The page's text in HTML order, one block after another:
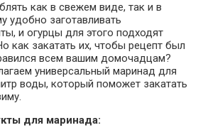
как в свежем виде, так и в
удобно заготавливать
и огурцы для этого подходят
как закатать их, чтобы рецепт был
всем вашим домочадцам?
универсальный маринад для
воды, который поможет закатать
для маринада: